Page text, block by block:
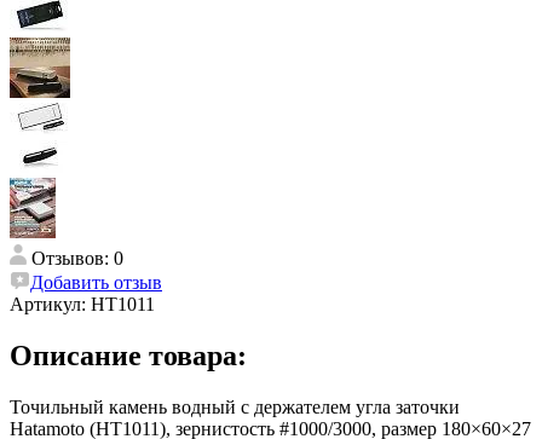
Отзывов: 0
Добавить отзыв
Артикул: HT1011
Описание товара:
Точильный камень водный с держателем угла заточки
Hatamoto (HT1011), зернистость #1000/3000, размер 180×60×27